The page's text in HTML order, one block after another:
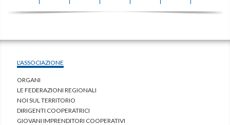
L'ASSOCIAZIONE
ORGANI
LE FEDERAZIONI REGIONALI
NOI SUL TERRITORIO
DIRIGENTI COOPERATRICI
GIOVANI IMPRENDITORI COOPERATIVI